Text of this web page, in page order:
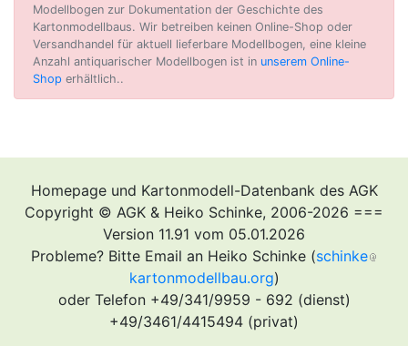
Modellbogen zur Dokumentation der Geschichte des
Kartonmodellbaus. Wir betreiben keinen Online-Shop oder
Versandhandel für aktuell lieferbare Modellbogen, eine kleine
Anzahl antiquarischer Modellbogen ist in unserem Online-
Shop erhältlich..
Homepage und Kartonmodell-Datenbank des AGK
Copyright © AGK & Heiko Schinke, 2006-2026 ===
Version 11.91 vom 05.01.2026
Probleme? Bitte Email an Heiko Schinke (schinke
kartonmodellbau.org)
oder Telefon +49/341/9959 - 692 (dienst)
+49/3461/4415494 (privat)